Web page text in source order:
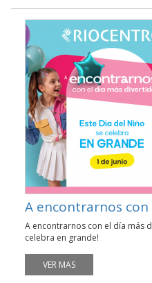
A encontrarnos
A encontrarnos con el día más
celebra en grande!
VER MAS